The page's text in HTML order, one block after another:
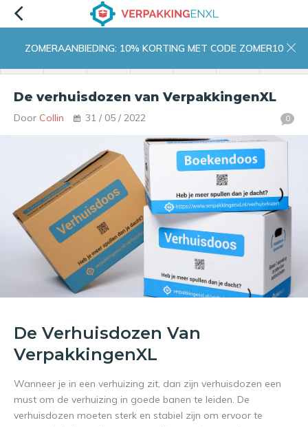
ZOMERAANBIEDING: 10% KORTING MET CODE ZOMER10
De verhuisdozen van VerpakkingenXL
Door Collin 31 / 05 / 2022 0
De Verhuisdozen Van
VerpakkingenXL
Wanneer je in een verhuizing zit, dan zijn verhuisdozen een
must om de verhuizing in goede banen te leiden. De
verhuisdozen moeten sterk en stabiel zijn om ervoor te